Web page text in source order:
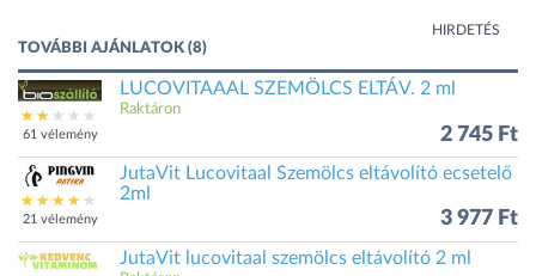
HIRDETÉS
TOVÁBBI AJÁNLATOK (8)
61 vélemény
LUCOVITAAAL SZEMÖLCS ELTÁV. 2 ml
Raktáron
2 745 Ft
21 vélemény
JutaVit Lucovitaal Szemölcs eltávolító ecsetelő
2ml
3 977 Ft
JutaVit lucovitaal szemölcs eltávolító 2 ml